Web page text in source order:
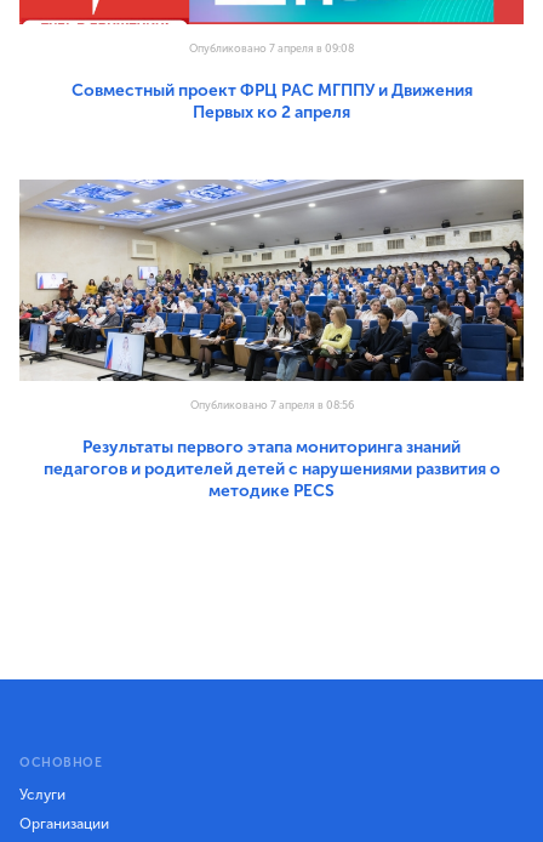
Опубликовано 7 апреля в 09:08
Совместный проект ФРЦ РАС МГППУ и Движения
Первых ко 2 апреля
Опубликовано 7 апреля в 08:56
Результаты первого этапа мониторинга знаний
педагогов и родителей детей с нарушениями развития о
методике PECS
ОСНОВНОЕ
Услуги
Организации